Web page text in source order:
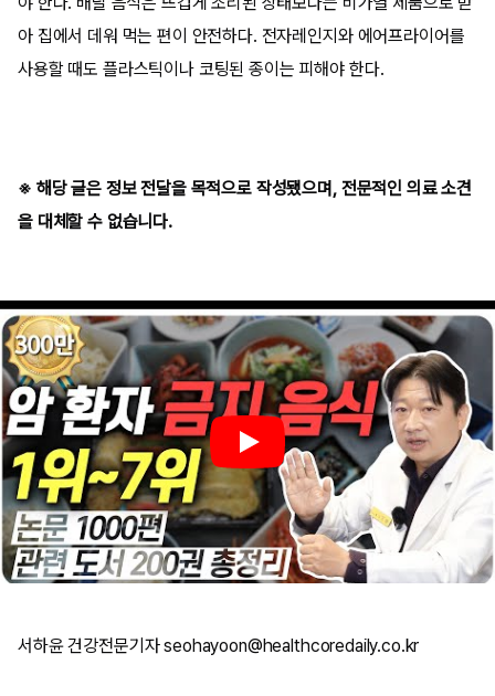
아 집에서 데워 먹는 편이 안전하다. 전자레인지와 에어프라이어를
사용할 때도 플라스틱이나 코팅된 종이는 피해야 한다.
※ 해당 글은 정보 전달을 목적으로 작성됐으며, 전문적인 의료 소견
을 대체할 수 없습니다.
서하윤 건강전문기자 seohayoon@healthcoredaily.co.kr